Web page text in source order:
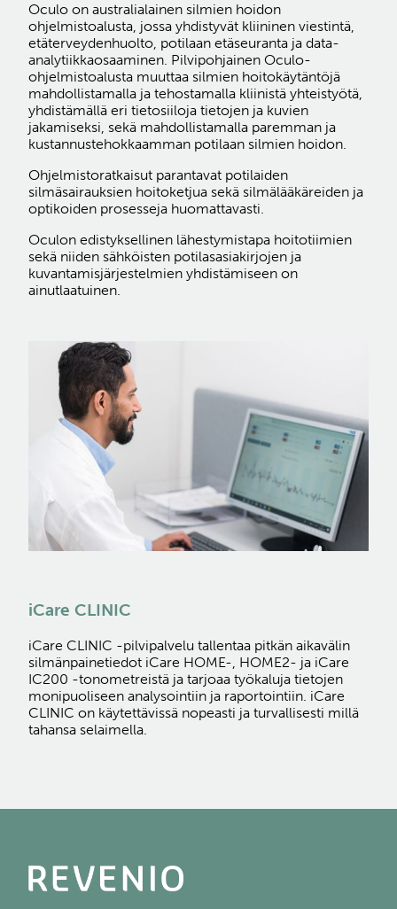
Oculo on australialainen silmien hoidon
ohjelmistoalusta, jossa yhdistyvät kliininen viestintä,
etäterveydenhuolto, potilaan etäseuranta ja data-
analytiikkaosaaminen. Pilvipohjainen Oculo-
ohjelmistoalusta muuttaa silmien hoitokäytäntöjä
mahdollistamalla ja tehostamalla kliinistä yhteistyötä,
yhdistämällä eri tietosiiloja tietojen ja kuvien
jakamiseksi, sekä mahdollistamalla paremman ja
kustannustehokkaamman potilaan silmien hoidon.
Ohjelmistoratkaisut parantavat potilaiden
silmäsairauksien hoitoketjua sekä silmälääkäreiden ja
optikoiden prosesseja huomattavasti.
Oculon edistyksellinen lähestymistapa hoitotiimien
sekä niiden sähköisten potilasasiakirjojen ja
kuvantamisjärjestelmien yhdistämiseen on
ainutlaatuinen.
iCare CLINIC
iCare CLINIC -pilvipalvelu tallentaa pitkän aikavälin
silmänpainetiedot iCare HOME-, HOME2- ja iCare
IC200 -tonometreistä ja tarjoaa työkaluja tietojen
monipuoliseen analysointiin ja raportointiin. iCare
CLINIC on käytettävissä nopeasti ja turvallisesti millä
tahansa selaimella.